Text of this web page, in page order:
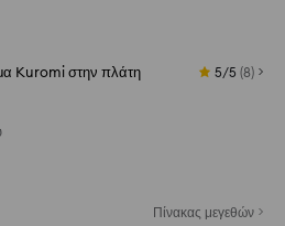
Kuromi στην πλάτη 5/5 (8)
Πίνακας μεγεθών